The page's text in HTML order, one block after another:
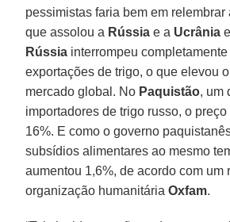
pessimistas faria bem em relembrar
que assolou a Rússia e a Ucrânia
Rússia interrompeu
exportações de trigo, o que elevou
mercado global. No Paquistão, um
importadores de trigo russo, o
16%. E como o governo
subsídios alimentares ao mesmo
aumentou 1,6%, de acordo com um
organização humanitáriaOxfam.